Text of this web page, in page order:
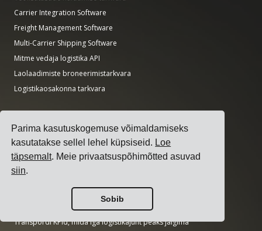
Parima kasutuskogemuse võimaldamiseks
kasutatakse sellel lehel küpsiseid. Loe
täpsemalt. Meie privaatsuspõhimõtted asuvad
siin.
Sobib
Carrier Integration Software
Freight Management Software
Multi-Carrier Shipping Software
Mitme vedaja logistika API
Laolaadimiste broneerimistarkvara
Logistikaosakonna tarkvara
Top 17 veohaldustarkvara (TMS) veotellijatele
How to Select a Multi-Carrier Shipping Software?
Kuidas korraldada transpordihanget?
How to Implement a Transportation Management System?
How to Choose a Freight Carrier?
How to Automate Shipping Notifications?
Transpordi KPId, mida iga logistikajuht peaks jälgima